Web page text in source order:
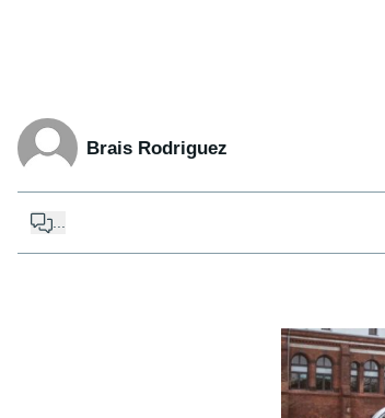
Brais Rodriguez
...